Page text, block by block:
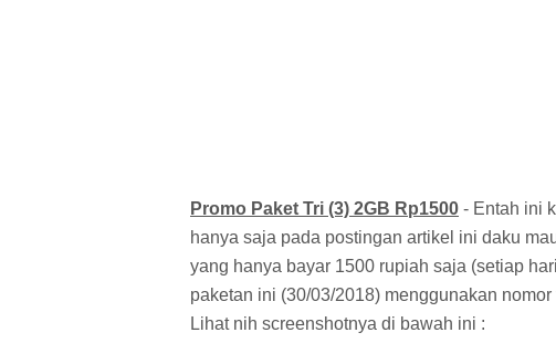
Promo Paket Tri (3) 2GB Rp1500 - Entah ini
hanya saja pada postingan artikel ini daku
yang hanya bayar 1500 rupiah saja (setiap
paketan ini (30/03/2018) menggunakan
Lihat nih screenshotnya di bawah ini :